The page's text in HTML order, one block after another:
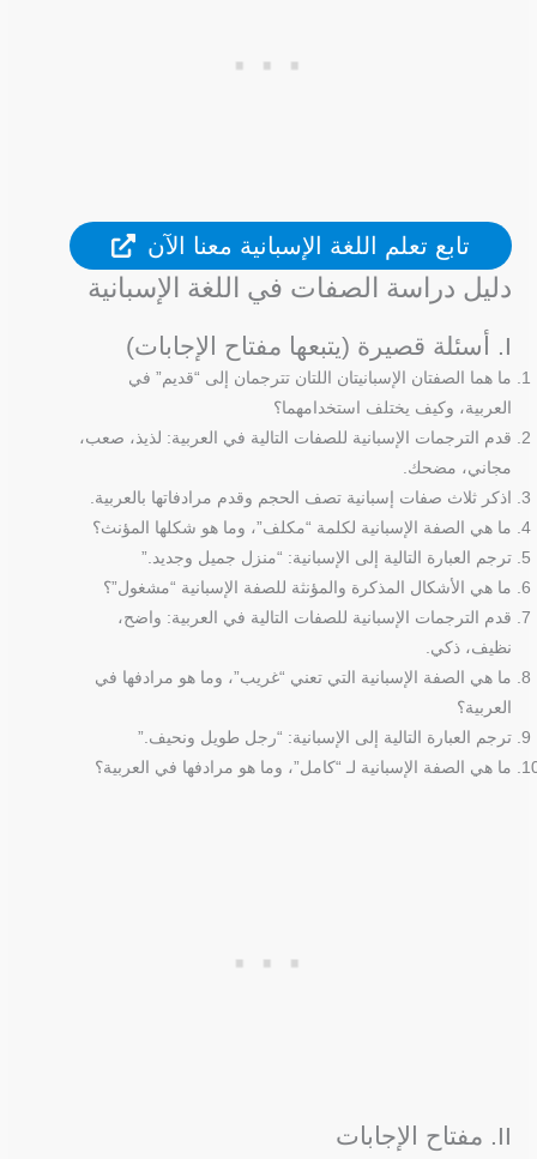
تابع تعلم اللغة الإسبانية معنا الآن
دليل دراسة الصفات في اللغة الإسبانية
I. أسئلة قصيرة (يتبعها مفتاح الإجابات)
ما هما الصفتان الإسبانيتان اللتان تترجمان إلى “قديم” في
العربية، وكيف يختلف استخدامهما؟
قدم الترجمات الإسبانية للصفات التالية في العربية: لذيذ، صعب،
مجاني، مضحك.
اذكر ثلاث صفات إسبانية تصف الحجم وقدم مرادفاتها بالعربية.
ما هي الصفة الإسبانية لكلمة “مكلف”، وما هو شكلها المؤنث؟
ترجم العبارة التالية إلى الإسبانية: “منزل جميل وجديد.”
ما هي الأشكال المذكرة والمؤنثة للصفة الإسبانية “مشغول”؟
قدم الترجمات الإسبانية للصفات التالية في العربية: واضح،
نظيف، ذكي.
ما هي الصفة الإسبانية التي تعني “غريب”، وما هو مرادفها في
العربية؟
ترجم العبارة التالية إلى الإسبانية: “رجل طويل ونحيف.”
ما هي الصفة الإسبانية لـ “كامل”، وما هو مرادفها في العربية؟
II. مفتاح الإجابات